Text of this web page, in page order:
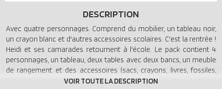
DESCRIPTION
Avec quatre personnages. Comprend du mobilier, un tableau noir,
un crayon blanc et d'autres accessoires scolaires. C'est la rentrée !
Heidi et ses camarades retournent à l'école. Le pack contient 4
personnages, un tableau, deux tables avec deux bancs, un meuble
de rangement et des accessoires (sacs, crayons, livres, fossiles,